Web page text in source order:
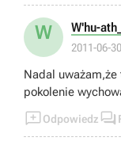
W W'hu-
2011-06-
Nadal
pokolenie
Odpowiedz 